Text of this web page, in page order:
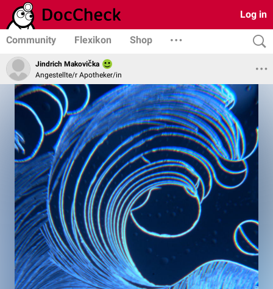
Log in
Community Flexikon Shop
Jindrich Makovička
Angestellte/r Apotheker/in